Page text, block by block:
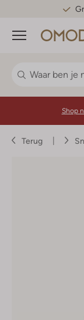
Menu
Shop
Terug